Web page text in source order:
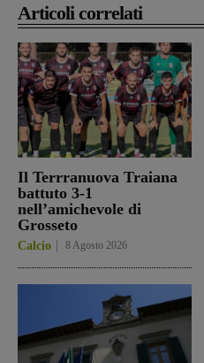
Articoli correlati
Il Terrranuova Traiana
battuto 3-1
nell’amichevole di
Grosseto
Calcio 8 Agosto 2026